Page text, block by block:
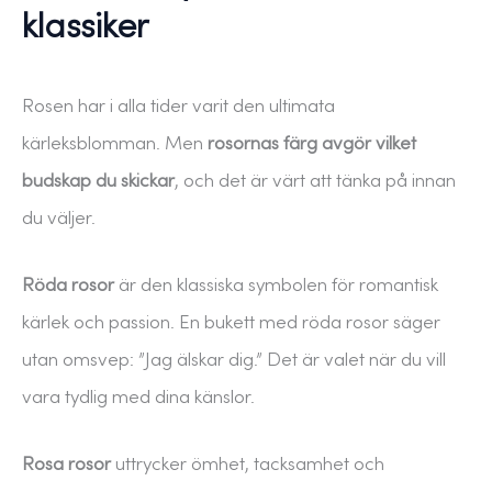
klassiker
Rosen har i alla tider varit den ultimata
kärleksblomman. Men rosornas färg avgör vilket
budskap du skickar, och det är värt att tänka på innan
du väljer.
Röda rosorär den klassiska symbolen för romantisk
kärlek och passion. En bukett med röda rosor säger
utan omsvep: ”Jag älskar dig.” Det är valet när du vill
vara tydlig med dina känslor.
Rosa rosoruttrycker ömhet, tacksamhet och